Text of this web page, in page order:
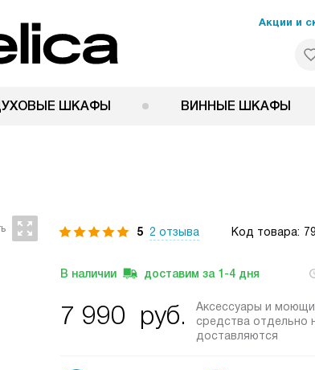
Акции и
ШКАФЫ ВИННЫЕ ШКАФЫ
5 2 отзыва Код товара:
В наличии доставим за 1-4 дня
7 990 руб.
Аксессуары и
средства отдельно
доставляются